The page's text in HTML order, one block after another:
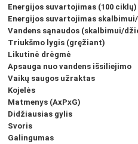
Energijos suvartojimas (100 ciklų)
Energijos suvartojimas
Vandens sąnaudos (skalbimui/
Triukšmo lygis (gręžiant)
Likutinė drėgmė
Apsauga nuo vandens išsiliejimo
Vaikų saugos užraktas
Kojelės
Matmenys (AxPxG)
Didžiausias gylis
Svoris
Galingumas